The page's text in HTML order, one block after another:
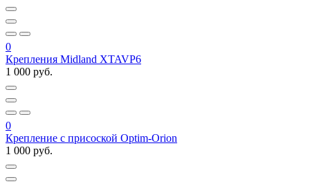
0
Крепления Midland XTAVP6
1 000 руб.
0
Крепление с присоской Optim-Orion
1 000 руб.